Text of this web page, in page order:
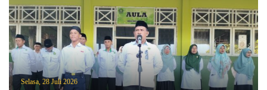
Selasa, 28 Juli 2026